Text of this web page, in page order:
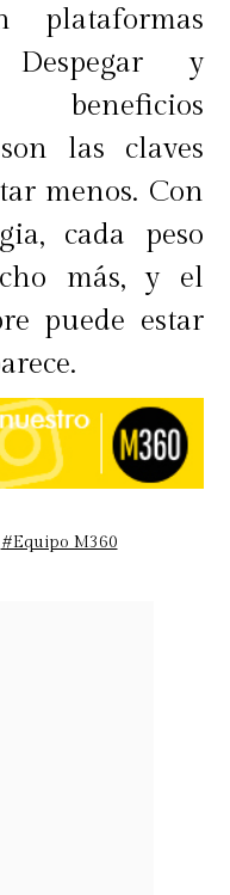
plataformas
y
beneficios
las claves
menos. Con
cada peso
más, y el
puede estar
#Equipo M360